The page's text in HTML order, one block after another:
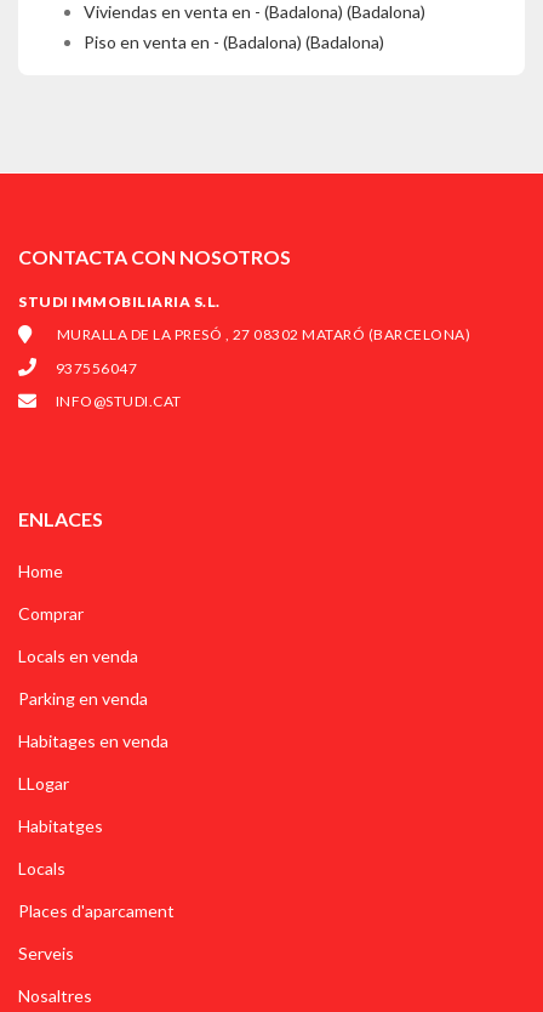
Viviendas en venta en - (Badalona) (Badalona)
Piso en venta en - (Badalona) (Badalona)
CONTACTA CON NOSOTROS
STUDI IMMOBILIARIA S.L.
MURALLA DE LA PRESÓ , 27 08302 MATARÓ (BARCELONA)
937556047
INFO@STUDI.CAT
ENLACES
Home
Comprar
Locals en venda
Parking en venda
Habitages en venda
LLogar
Habitatges
Locals
Places d'aparcament
Serveis
Nosaltres